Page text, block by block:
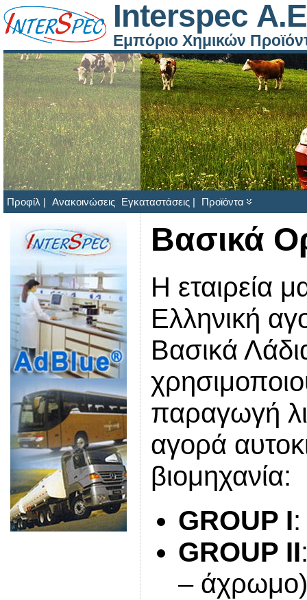
Interspec
Εμπόριο Χημικών
Προφίλ | Ανακοινώσεις Εγκαταστάσεις | Προϊόντα
Βασικά
Η εταιρεία
Ελληνική
Βασικά
παραγωγή
αγορά
βιομηχανία:
GROUP I
GROUP II
–